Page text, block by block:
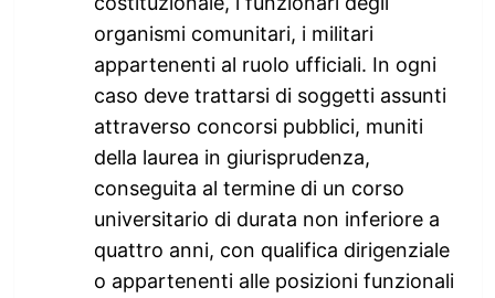
organismi comunitari, i militari
appartenenti al ruolo ufficiali. In ogni
caso deve trattarsi di soggetti assunti
attraverso concorsi pubblici, muniti
della laurea in giurisprudenza,
conseguita al termine di un corso
universitario di durata non inferiore a
quattro anni, con qualifica dirigenziale
o appartenenti alle posizioni funzionali